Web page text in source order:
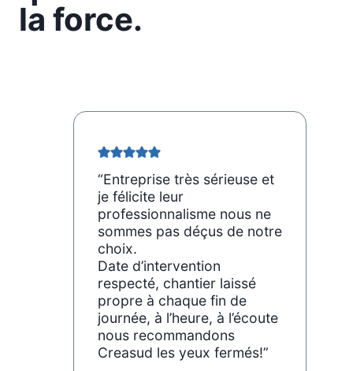
la force.
“Entreprise très sérieuse et
je félicite leur
professionnalisme nous ne
sommes pas déçus de notre
choix.
Date d’intervention
respecté, chantier laissé
propre à chaque fin de
journée, à l’heure, à l’écoute
nous recommandons
Creasud les yeux fermés!”